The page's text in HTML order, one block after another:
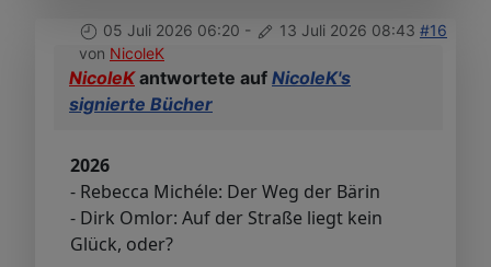
05 Juli 2026 06:20 - 13 Juli 2026 08:43 #16
von NicoleK
NicoleKantwortete auf NicoleK's
signierte Bücher
2026
- Rebecca Michéle: Der Weg der Bärin
- Dirk Omlor: Auf der Straße liegt kein
Glück, oder?